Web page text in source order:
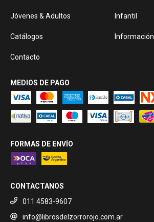
Jóvenes & Adultos Infantil
Catálogos Información
Contacto
MEDIOS DE PAGO
FORMAS DE ENVÍO
CONTACTANOS
011 4583-9607
info@librosdelzorrorojo.com.ar